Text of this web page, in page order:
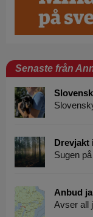
Senaste från
Drevjakt
Sugen
Anbud
Avser all